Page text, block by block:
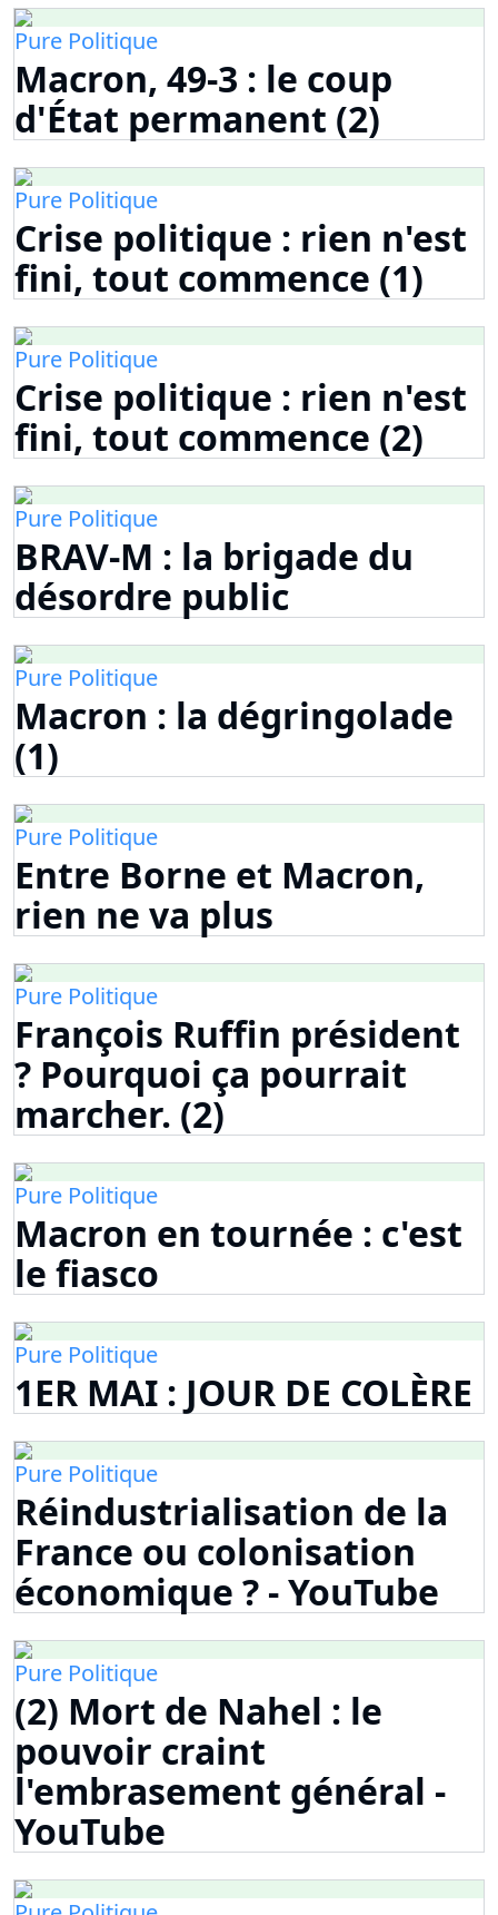
Pure Politique
Macron, 49-3 : le coup
d'État permanent (2)
Pure Politique
Crise politique : rien n'est
fini, tout commence (1)
Pure Politique
Crise politique : rien n'est
fini, tout commence (2)
Pure Politique
BRAV-M : la brigade du
désordre public
Pure Politique
Macron : la dégringolade
(1)
Pure Politique
Entre Borne et Macron,
rien ne va plus
Pure Politique
François Ruffin président
? Pourquoi ça pourrait
marcher. (2)
Pure Politique
Macron en tournée : c'est
le fiasco
Pure Politique
1ER MAI : JOUR DE COLÈRE
Pure Politique
Réindustrialisation de la
France ou colonisation
économique ? - YouTube
Pure Politique
(2) Mort de Nahel : le
pouvoir craint
l'embrasement général -
YouTube